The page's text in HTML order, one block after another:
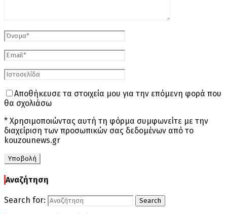
Αποθήκευσε τα στοιχεία μου για την επόμενη φορά που
θα σχολιάσω
* Χρησιμοποιώντας αυτή τη φόρμα συμφωνείτε με την
διαχείριση των προσωπικών σας δεδομένων από το
kouzounews.gr
Αναζήτηση
Search for: Search